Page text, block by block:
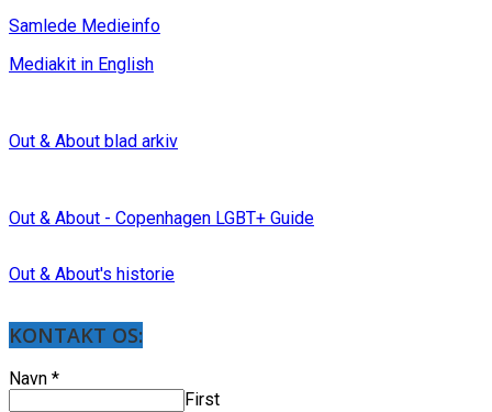
Samlede Medieinfo
Mediakit in English
Out & About blad arkiv
Out & About - Copenhagen LGBT+ Guide
Out & About's historie
KONTAKT OS:
Navn *
First